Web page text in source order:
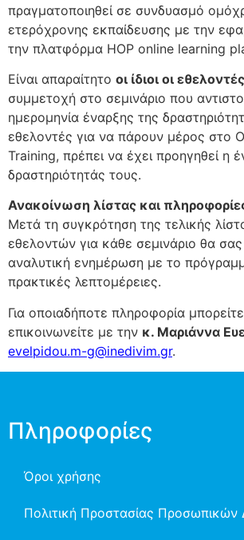
πραγματοποιηθεί σε συνδυασμό
ετερόχρονης εκπαίδευσης με την
την πλατφόρμα HOP online learning
Είναι απαραίτητο οι ίδιοι οι εθελοντές
συμμετοχή στο σεμινάριο που
ημερομηνία έναρξης της
εθελοντές για να πάρουν μέρος στο
Training, πρέπει να έχει προηγηθεί η
δραστηριότητάς τους.
Ανακοίνωση λίστας και
Μετά τη συγκρότηση της τελικής
εθελοντών για κάθε σεμινάριο θα
αναλυτική ενημέρωση με το
πρακτικές λεπτομέρειες.
Για οποιαδήποτε πληροφορία
επικοινωνείτε με την κ. Μαριάννα
evelpidou.m-g@inedivim.gr.
Πληροφορίες
Όροι χρήσης
Πολιτική Προστασίας